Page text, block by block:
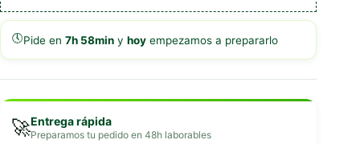
🕔Pide en 7h 58min y hoy empezamos a prepararlo
🚀Entrega rápida
Preparamos tu pedido en 48h laborables